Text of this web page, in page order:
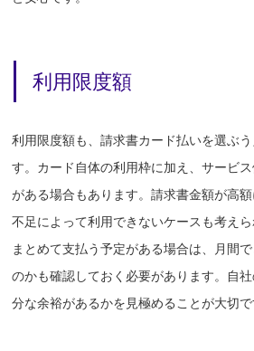
利用限度額
利用限度額も、請求書カード払いを選ぶ
す。カード自体の利用枠に加え、サービ
がある場合もあります。請求書金額が高
不足によって利用できないケースも考え
まとめて支払う予定がある場合は、月間
のかも確認しておく必要があります。自
分な余裕があるかを見極めることが大切で